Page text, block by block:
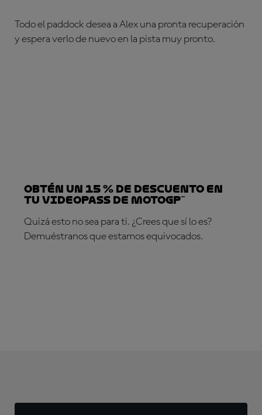
Todo el paddock desea a Alex una pronta recuperación
y espera verlo de nuevo en la pista muy pronto.
Obtén un 15 % de descuento en
tu VideoPass de MotoGP™
Quizá esto no sea para ti. ¿Crees que sí lo es?
Demuéstranos que estamos equivocados.